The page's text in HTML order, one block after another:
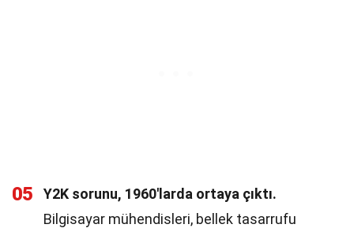
05
Y2K sorunu, 1960'larda ortaya çıktı.
Bilgisayar mühendisleri, bellek tasarrufu